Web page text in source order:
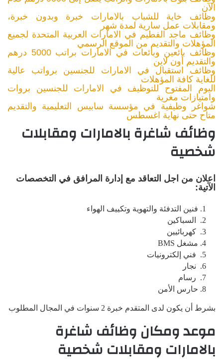
الآن
وظائف خاية للشباب بالامارات خبرة وبدون خبرة،
ومقابلات عمل سارية لمدة شهر
وظائف ماجد الفطيم في الامارات العربية المتحدة لجميع
المؤهلات والتقديم من الموقع الرسمي
وظائف بائعين وبائعات في الامارات براتب 5000 درهم
والتقديم أون لاين
وظائف استقبال في الامارات للجنسين برواتب عالية
للغاية كافة المؤهلات
اليوم المفتوح للتوظيف في الامارات للجنسين بروات
وامتيازات مغرية
شواغر وظيفية في مؤسسة سابيس التعليمية والتقديم
متاح حتى نهاية اغسطس
وظائف شاغرة بالامارات ومقابلات
شخصية
اعلان من اجل التعاقد مع إدارة المرافق في التخصصات
الآتية:
فنين التدفئة والتهوية وتكييف الهواء
السباكين
كهربائيين
مشغل BMS
فني إلكترونيات
نجار
رسام
حارس الأمن
بشرط أن يكون لدى المتقدم خبرة 2 سنوات في المجال المطلوب
موعد ومكان وظائف شاغرة
بالامارات ومقابلات شخصية